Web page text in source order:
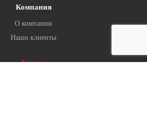
Компания
О компании
Наши клиенты
Услуги